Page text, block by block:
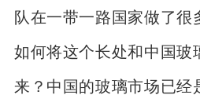
队在一带一路国家做了很
如何将这个长处和中国玻
来？中国的玻璃市场已经